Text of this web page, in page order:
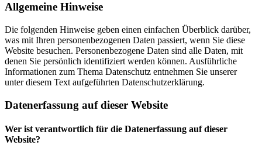
Allgemeine Hinweise
Die folgenden Hinweise geben einen einfachen Überblick darüber,
was mit Ihren personenbezogenen Daten passiert, wenn Sie diese
Website besuchen. Personenbezogene Daten sind alle Daten, mit
denen Sie persönlich identifiziert werden können. Ausführliche
Informationen zum Thema Datenschutz entnehmen Sie unserer
unter diesem Text aufgeführten Datenschutzerklärung.
Datenerfassung auf dieser Website
Wer ist verantwortlich für die Datenerfassung auf dieser
Website?